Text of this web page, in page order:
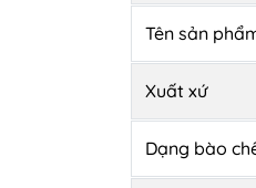
Tên sản
Xuất xứ
Dạng bào